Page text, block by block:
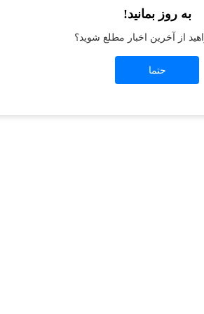
-side exception has occurred while loading
به روز بمانید!
از آخرین اخبار مطلع شوید؟
حتما